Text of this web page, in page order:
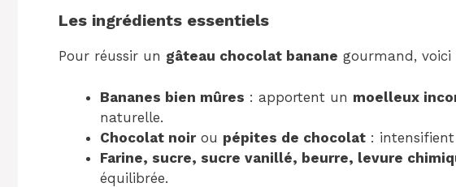
Les ingrédients essentiels
Pour réussir un gâteau chocolat banane gourmand, voici
Bananes bien mûres : apportent un moelleux
naturelle.
Chocolat noirou pépites de chocolat :
Farine, sucre, sucre vanillé, beurre, levure
équilibrée.